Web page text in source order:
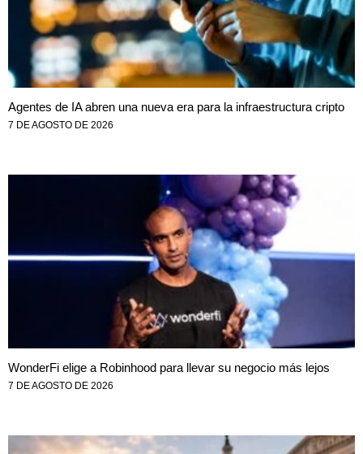
Agentes de IA abren una nueva era para la infraestructura cripto
7 DE AGOSTO DE 2026
WonderFi elige a Robinhood para llevar su negocio más lejos
7 DE AGOSTO DE 2026